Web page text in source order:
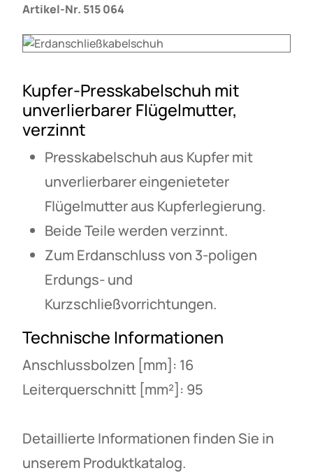
Artikel-Nr. 515 064
Kupfer-Presskabelschuh mit
unverlierbarer Flügelmutter,
verzinnt
Presskabelschuh aus Kupfer mit
unverlierbarer eingenieteter
Flügelmutter aus Kupferlegierung.
Beide Teile werden verzinnt.
Zum Erdanschluss von 3-poligen
Erdungs- und
Kurzschließvorrichtungen.
Technische Informationen
Anschlussbolzen [mm]: 16
Leiterquerschnitt [mm²]: 95
Detaillierte Informationen finden Sie in
unserem Produktkatalog.